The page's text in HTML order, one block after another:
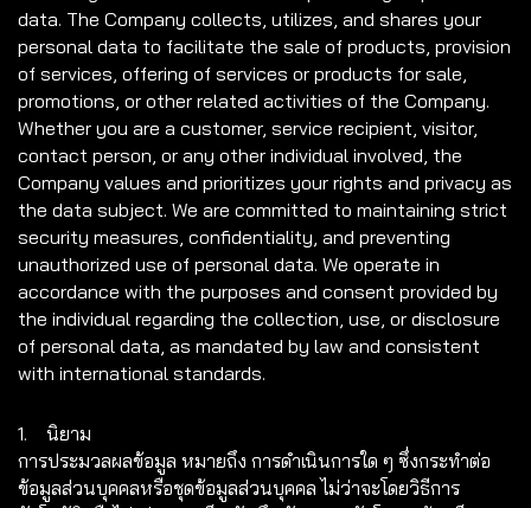
data. The Company collects, utilizes, and shares your
personal data to facilitate the sale of products, provision
of services, offering of services or products for sale,
promotions, or other related activities of the Company.
Whether you are a customer, service recipient, visitor,
contact person, or any other individual involved, the
Company values and prioritizes your rights and privacy as
the data subject. We are committed to maintaining strict
security measures, confidentiality, and preventing
unauthorized use of personal data. We operate in
accordance with the purposes and consent provided by
the individual regarding the collection, use, or disclosure
of personal data, as mandated by law and consistent
with international standards.
1. นิยาม
การประมวลผลข้อมูล หมายถึง การดำเนินการใด ๆ ซึ่งกระทำต่อ
ข้อมูลส่วนบุคคลหรือชุดข้อมูลส่วนบุคคล ไม่ว่าจะโดยวิธีการ